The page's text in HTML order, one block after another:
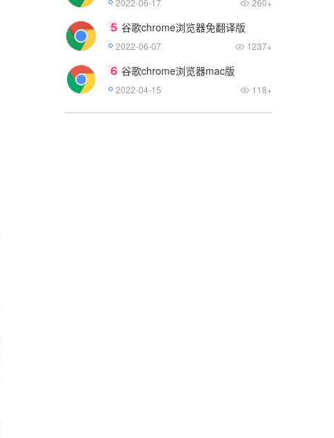
5 谷歌chrome浏览器免翻译版
2022-06-07 1237+
6 谷歌chrome浏览器mac版
2022-04-15 118+